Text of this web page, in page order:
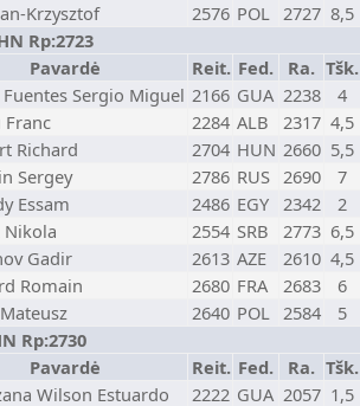
Krzysztof 2576 POL 2727 8,5
Rp:2723
Pavardė Reit. Fed. Ra. Tšk.
Fuentes Sergio Miguel 2166 GUA 2238
4
Franc 2284 ALB 2317 4,5
Richard 2704 HUN 2660 5,5
Sergey 2786 RUS 2690
7
Essam 2486 EGY 2342
2
Nikola 2554 SRB 2773 6,5
Gadir 2613 AZE 2610 4,5
Romain 2680 FRA 2683
6
2640 POL 2584
5
Rp:2730
Pavardė Reit. Fed. Ra. Tšk.
Wilson Estuardo 2222 GUA 2057 1,5